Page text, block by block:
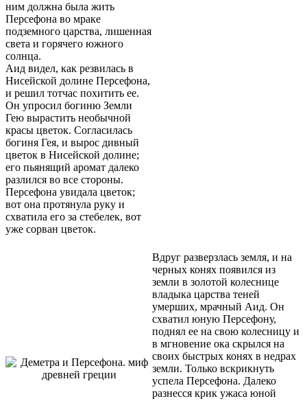
ним должна была жить
Персефона во мраке
подземного царства, лишенная
света и горячего южного
солнца.
Аид видел, как резвилась в
Нисейской долине Персефона,
и решил тотчас похитить ее.
Он упросил богиню Земли
Гею вырастить необычной
красы цветок. Согласилась
богиня Гея, и вырос дивный
цветок в Нисейской долине;
его пьянящий аромат далеко
разлился во все стороны.
Персефона увидала цветок;
вот она протянула руку и
схватила его за стебелек, вот
уже сорван цветок.
Вдруг разверзлась земля, и на
черных конях появился из
земли в золотой колеснице
владыка царства теней
умерших, мрачный Аид. Он
схватил юную Персефону,
поднял ее на свою колесницу и
в мгновение ока скрылся на
своих быстрых конях в недрах
земли. Только вскрикнуть
успела Персефона. Далеко
разнесся крик ужаса юной